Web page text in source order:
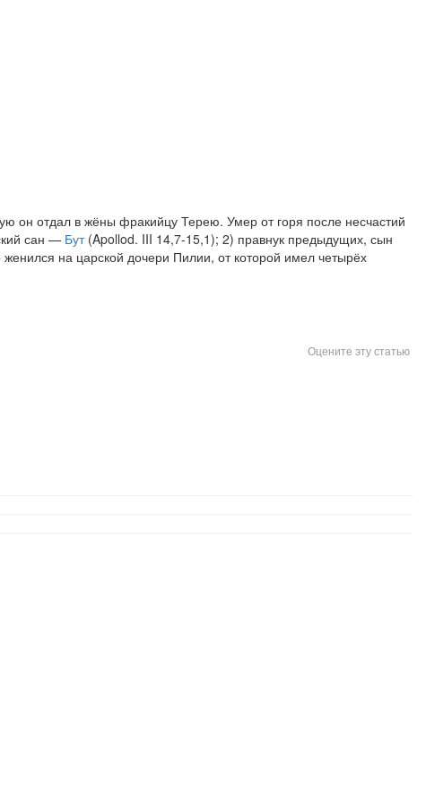
он отдал в жёны фракийцу Терею. Умер от горя после несчастий
сан — Бут(Apollod. III 14,7-15,1); 2) правнук предыдущих, сын
на царской дочери Пилии, от которой имел четырёх
Оцените эту статью